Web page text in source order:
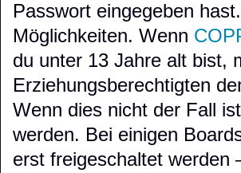
Passwort eingegeben
Möglichkeiten. Wenn
du unter 13 Jahre alt bist,
Erziehungsberechtigten
Wenn dies nicht der Fall
werden. Bei einigen
erst freigeschaltet werden